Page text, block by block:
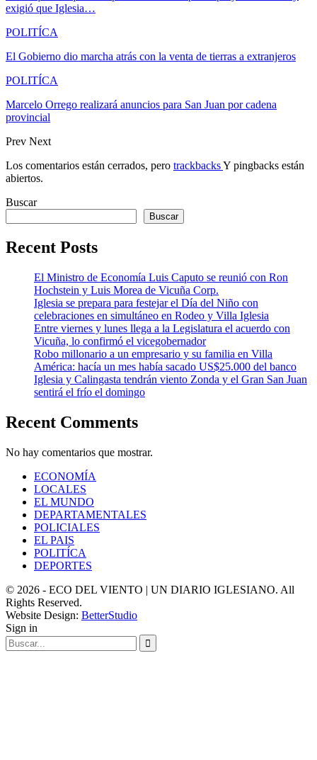
exigió que Iglesia…
POLITÍCA
El Gobierno dio marcha atrás con la venta de tierras a extranjeros
POLITÍCA
Marcelo Orrego realizará anuncios para San Juan por cadena
provincial
Prev Next
Los comentarios están cerrados, pero trackbacksY pingbacks están
abiertos.
Buscar
Buscar
Recent Posts
El Ministro de Economía Luis Caputo se reunió con Ron
Hochstein y Luis Morea de Vicuña Corp.
Iglesia se prepara para festejar el Día del Niño con
celebraciones en simultáneo en Rodeo y Villa Iglesia
Entre viernes y lunes llega a la Legislatura el acuerdo con
Vicuña, lo confirmó el vicegobernador
Robo millonario a un empresario y su familia en Villa
América: hacía un mes había sacado US$25.000 del banco
Iglesia y Calingasta tendrán viento Zonda y el Gran San Juan
sentirá el frío el domingo
Recent Comments
No hay comentarios que mostrar.
ECONOMÍA
LOCALES
EL MUNDO
DEPARTAMENTALES
POLICIALES
EL PAIS
POLITÍCA
DEPORTES
© 2026 - ECO DEL VIENTO | UN DIARIO IGLESIANO. All
Rights Reserved.
Website Design: BetterStudio
Sign in